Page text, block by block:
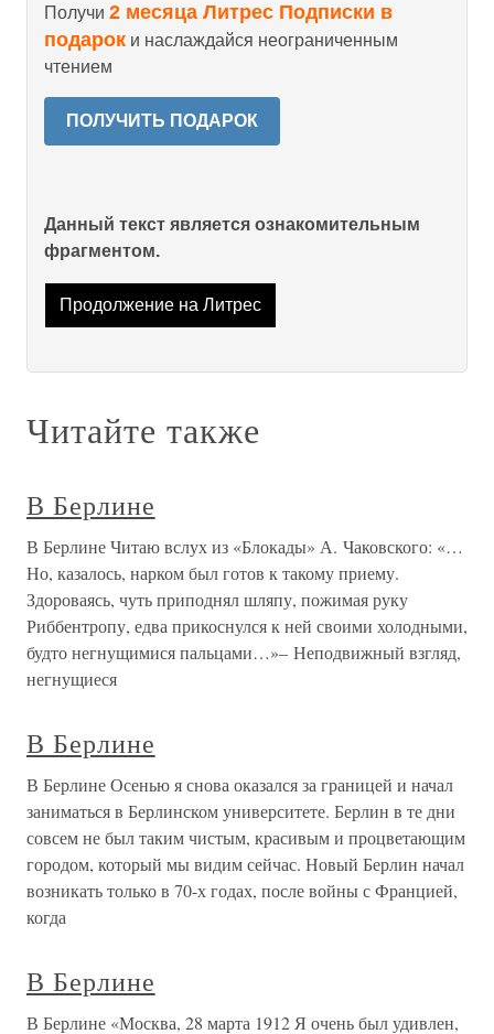
Получи 2 месяца Литрес Подписки в
подарок и наслаждайся неограниченным
чтением
ПОЛУЧИТЬ ПОДАРОК
Данный текст является ознакомительным
фрагментом.
Продолжение на Литрес
Читайте также
В Берлине
В Берлине Читаю вслух из «Блокады» А. Чаковского: «…
Но, казалось, нарком был готов к такому приему.
Здороваясь, чуть приподнял шляпу, пожимая руку
Риббентропу, едва прикоснулся к ней своими холодными,
будто негнущимися пальцами…»– Неподвижный взгляд,
негнущиеся
В Берлине
В Берлине Осенью я снова оказался за границей и начал
заниматься в Берлинском университете. Берлин в те дни
совсем не был таким чистым, красивым и процветающим
городом, который мы видим сейчас. Новый Берлин начал
возникать только в 70-х годах, после войны с Францией,
когда
В Берлине
В Берлине «Москва, 28 марта 1912 Я очень был удивлен,